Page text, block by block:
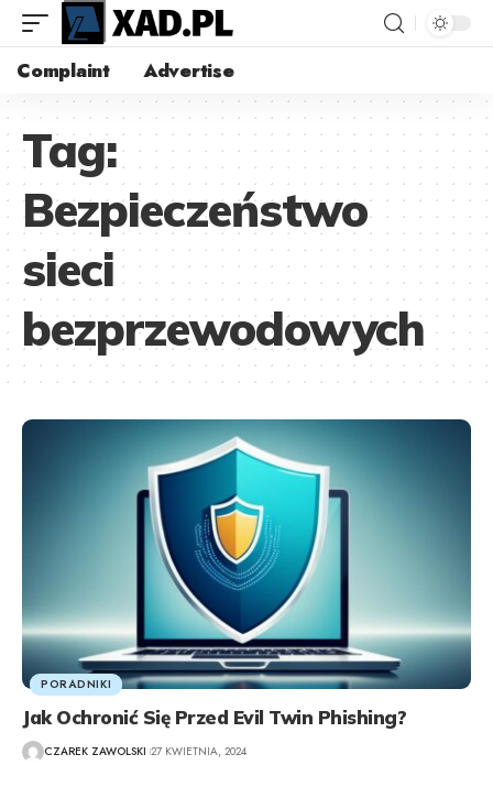
Complaint Advertise
Tag:
Bezpieczeństwo
sieci
bezprzewodowych
PORADNIKI
Jak Ochronić Się Przed Evil Twin Phishing?
CZAREK ZAWOLSKI 27 KWIETNIA, 2024